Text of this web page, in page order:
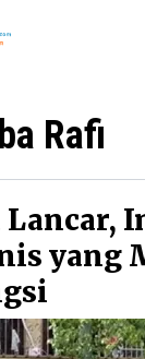
Rafi
Lancar,
yang